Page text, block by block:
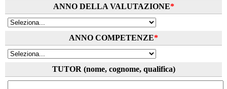
ANNO DELLA VALUTAZIONE*
ANNO COMPETENZE*
TUTOR (nome, cognome, qualifica)